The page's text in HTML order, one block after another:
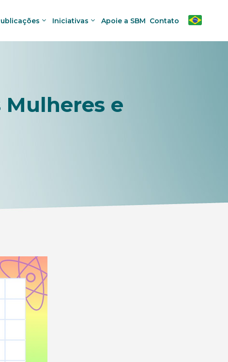
Iniciativas Apoie a SBM Contato
e